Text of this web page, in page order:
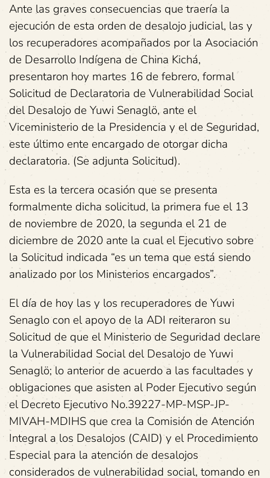
Ante las graves consecuencias que traería la
ejecución de esta orden de desalojo judicial, las y
los recuperadores acompañados por la Asociación
de Desarrollo Indígena de China Kichá,
presentaron hoy martes 16 de febrero, formal
Solicitud de Declaratoria de Vulnerabilidad Social
del Desalojo de Yuwi Senaglö, ante el
Viceministerio de la Presidencia y el de Seguridad,
este último ente encargado de otorgar dicha
declaratoria. (Se adjunta Solicitud).
Esta es la tercera ocasión que se presenta
formalmente dicha solicitud, la primera fue el 13
de noviembre de 2020, la segunda el 21 de
diciembre de 2020 ante la cual el Ejecutivo sobre
la Solicitud indicada “es un tema que está siendo
analizado por los Ministerios encargados”.
El día de hoy las y los recuperadores de Yuwi
Senaglo con el apoyo de la ADI reiteraron su
Solicitud de que el Ministerio de Seguridad declare
la Vulnerabilidad Social del Desalojo de Yuwi
Senaglö; lo anterior de acuerdo a las facultades y
obligaciones que asisten al Poder Ejecutivo según
el Decreto Ejecutivo No.39227-MP-MSP-JP-
MIVAH-MDIHS que crea la Comisión de Atención
Integral a los Desalojos (CAID) y el Procedimiento
Especial para la atención de desalojos
considerados de vulnerabilidad social, tomando en